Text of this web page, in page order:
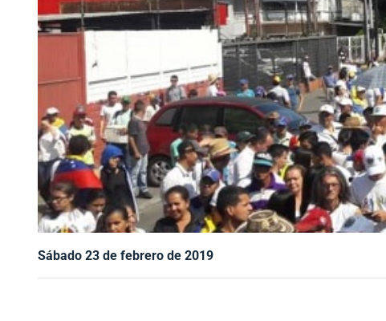
Sábado 23 de febrero de 2019